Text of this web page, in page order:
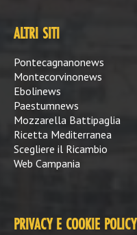
ALTRI SITI
Pontecagnanonews
Montecorvinonews
Ebolinews
Paestumnews
Mozzarella Battipaglia
Ricetta Mediterranea
Scegliere il Ricambio
Web Campania
PRIVACY E COOKIE POLICY